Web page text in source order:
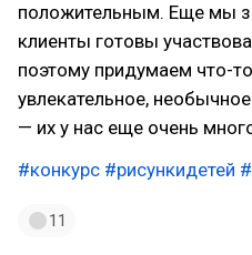
положительным. Еще мы
клиенты готовы
поэтому придумаем что-
увлекательное,
— их у нас еще очень
#конкурс #рисункидетей
11